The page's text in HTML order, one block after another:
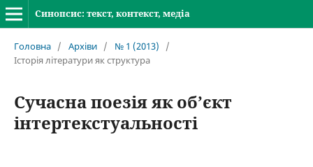
Синопсис: текст, контекст, медіа
Головна / Архіви / № 1 (2013)
/
Історія літератури як структура
Сучасна поезія як об’єкт
інтертекстуальності